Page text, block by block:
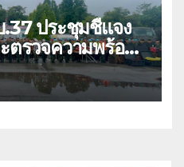
ประชุมชี้แจง
ตรวจความพร้อม
ธารณภัย